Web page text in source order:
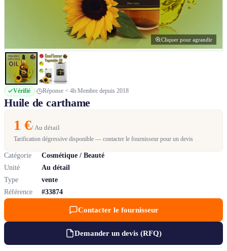
Cliquer pour agrandir
Vérifié Réponse < 4h Membre depuis 2018
Huile de carthame
1 €/ Au détail
Tarification dégressive disponible — contacter le fournisseur pour un devis
Catégorie
Cosmétique / Beauté
Unité
Au détail
Type
vente
Référence
#33874
Contacter le fournisseur
Demander un devis (RFQ)